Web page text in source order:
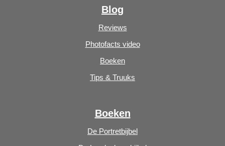
Blog
Reviews
Photofacts video
Boeken
Tips & Truuks
Boeken
De Portretbijbel